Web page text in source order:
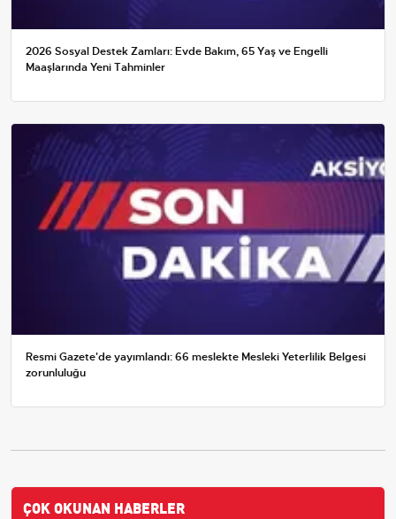
2026 Sosyal Destek Zamları: Evde Bakım, 65 Yaş ve Engelli
Maaşlarında Yeni Tahminler
Resmi Gazete'de yayımlandı: 66 meslekte Mesleki Yeterlilik Belgesi
zorunluluğu
ÇOK OKUNAN HABERLER